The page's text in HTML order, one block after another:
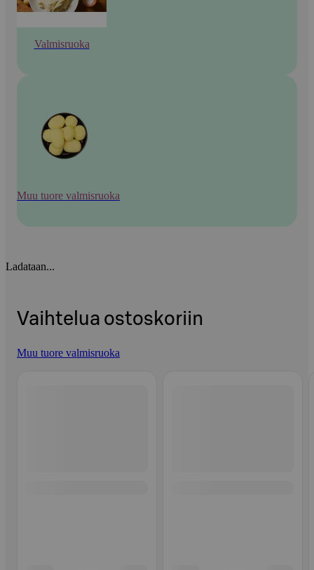
Valmisruoka
Muu tuore valmisruoka
Ladataan...
Vaihtelua ostoskoriin
Muu tuore valmisruoka